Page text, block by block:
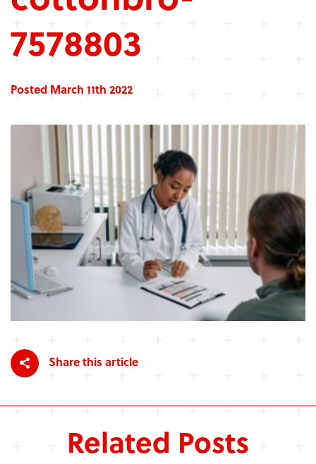
7578803
Posted March 11th 2022
Share this article
Related Posts